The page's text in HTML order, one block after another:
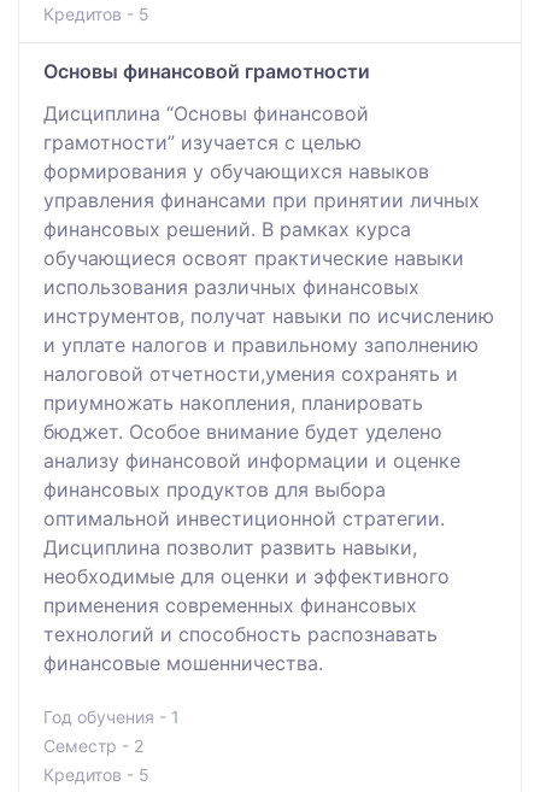
Кредитов - 5
Основы финансовой грамотности
Дисциплина “Основы финансовой
грамотности” изучается с целью
формирования у обучающихся навыков
управления финансами при принятии личных
финансовых решений. В рамках курса
обучающиеся освоят практические навыки
использования различных финансовых
инструментов, получат навыки по исчислению
и уплате налогов и правильному заполнению
налоговой отчетности,умения сохранять и
приумножать накопления, планировать
бюджет. Особое внимание будет уделено
анализу финансовой информации и оценке
финансовых продуктов для выбора
оптимальной инвестиционной стратегии.
Дисциплина позволит развить навыки,
необходимые для оценки и эффективного
применения современных финансовых
технологий и способность распознавать
финансовые мошенничества.
Год обучения - 1
Семестр - 2
Кредитов - 5